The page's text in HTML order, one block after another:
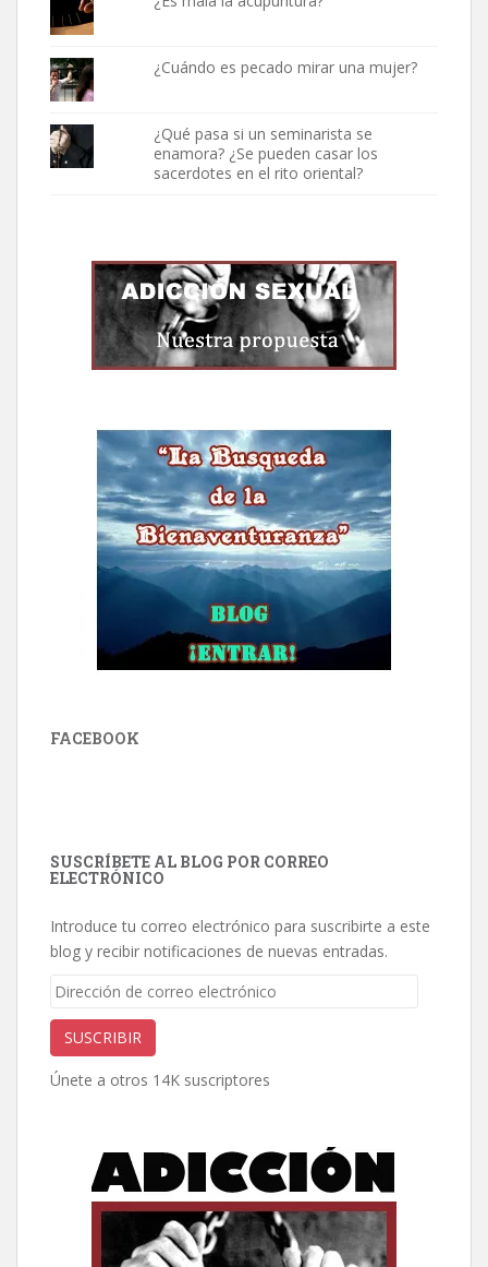
¿Cuándo es pecado mirar una mujer?
¿Qué pasa si un seminarista se
enamora? ¿Se pueden casar los
sacerdotes en el rito oriental?
FACEBOOK
SUSCRÍBETE AL BLOG POR CORREO
ELECTRÓNICO
Introduce tu correo electrónico para suscribirte a este
blog y recibir notificaciones de nuevas entradas.
Dirección
correo
electrónico
SUSCRIBIR
Únete a otros 14K suscriptores